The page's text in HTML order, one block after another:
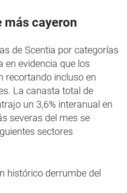
más cayeron
de Scentia por categorías
en evidencia que los
recortando incluso en
La canasta total de
un 3,6% interanual en
severas del mes se
sectores
histórico derrumbe del